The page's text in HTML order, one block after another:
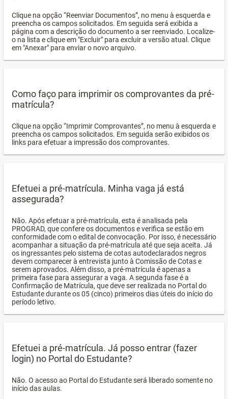
Clique na opção “Reenviar Documentos”, no menu à esquerda e
preencha os campos solicitados. Em seguida será exibida a
página com a descrição do documento a ser reenviado. Localize-
o na lista e clique em "Excluir" para excluir a versão atual. Clique
em "Anexar" para enviar o novo arquivo.
Como faço para imprimir os comprovantes da pré-
matrícula?
Clique na opção “Imprimir Comprovantes”, no menu à esquerda e
preencha os campos solicitados. Em seguida serão exibidos os
links para efetuar a impressão dos comprovantes.
Efetuei a pré-matrícula. Minha vaga já está
assegurada?
Não. Após efetuar a pré-matrícula, esta é analisada pela
PROGRAD, que confere os documentos e verifica se estão em
conformidade com o edital de convocação. Por isso, é necessário
acompanhar a situação da pré-matrícula até que seja aceita. Já
os ingressantes pelo sistema de cotas autodeclarados negros
devem comparecer à entrevista junto à Comissão de Cotas e
serem aprovados. Além disso, a pré-matrícula é apenas a
primeira fase para assegurar a vaga. A segunda fase é a
Confirmação de Matrícula, que deve ser realizada no Portal do
Estudante durante os 05 (cinco) primeiros dias úteis do início do
período letivo.
Efetuei a pré-matrícula. Já posso entrar (fazer
login) no Portal do Estudante?
Não. O acesso ao Portal do Estudante será liberado somente no
início das aulas.